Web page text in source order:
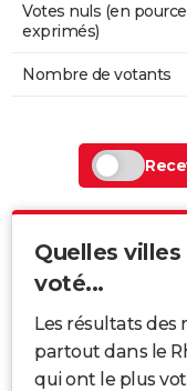
Votes nuls (en
exprimés)
Nombre de votants
Quelles
voté...
Les résultats des
partout dans le
qui ont le plus